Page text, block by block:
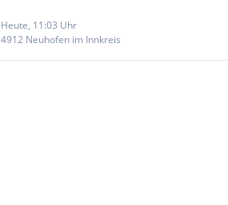
Heute, 11:03 Uhr
4912 Neuhofen im Innkreis